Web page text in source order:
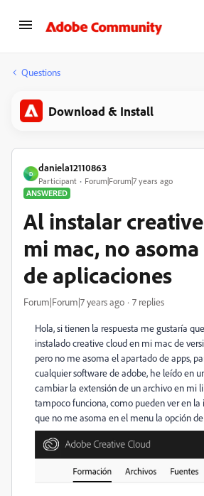
Questions
Download & Install
D
daniela12110863
Participant
Forum|Forum|7 years ago
ANSWERED
Al instalar
mi mac, no
de aplicaciones
Forum|Forum|7 years ago 7 replies
Hola, si tienen la respuesta me gustaría
instalado creative cloud en mi mac de
pero no me asoma el apartado de apps,
cualquier software de adobe, he leído en
cambiar la extensión de un archivo en mi
tampoco funciona, como pueden ver en
que no me asoma en el menu la opción